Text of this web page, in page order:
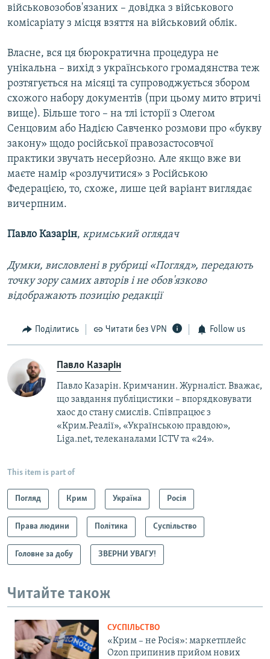
військовозобов'язаних – довідка з військового
комісаріату з місця взяття на військовий облік.
Власне, вся ця бюрократична процедура не
унікальна – вихід з українського громадянства теж
розтягується на місяці та супроводжується збором
схожого набору документів (при цьому мито втричі
вище). Більше того – на тлі історії з Олегом
Сенцовим або Надією Савченко розмови про «букву
закону» щодо російської правозастосовчої
практики звучать несерйозно. Але якщо вже ви
маєте намір «розлучитися» з Російською
Федерацією, то, схоже, лише цей варіант виглядає
вичерпним.
Павло Казарін, кримський оглядач
Думки, висловлені в рубриці «Погляд», передають
точку зору самих авторів і не обов'язково
відображають позицію редакції
Поділитись Читати без VPN Follow us
Павло Казарін
Павло Казарін. Кримчанин. Журналіст. Вважає,
що завдання публіцистики – впорядковувати
хаос до стану смислів. Співпрацює з
«Крим.Реалії», «Українською правдою»,
Liga.net, телеканалами ICTV та «24».
This item is part of
Погляд Крим Україна Росія
Права людини Політика Суспільство
Головне за добу ЗВЕРНИ УВАГУ!
Читайте також
СУСПІЛЬСТВО
«Крим – не Росія»: маркетплейс
Ozon припинив прийом нових